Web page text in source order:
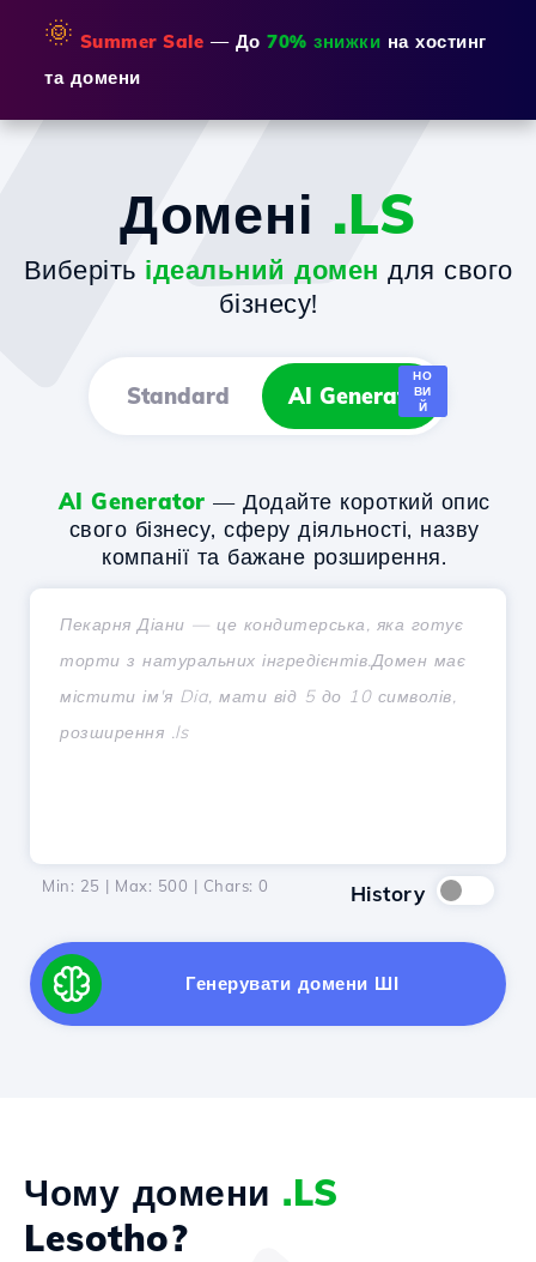
🌞 Summer Sale — До 70% знижки на хостинг
та домени
Домені .LS
Виберіть ідеальний домен для свого
бізнесу!
Standard AI Generator
НО
ВИ
Й
AI Generator — Додайте короткий опис
свого бізнесу, сферу діяльності, назву
компанії та бажане розширення.
Min: 25 | Max: 500 | Chars: 0 History
Генерувати домени ШІ
Чому домени .LS
Lesotho?